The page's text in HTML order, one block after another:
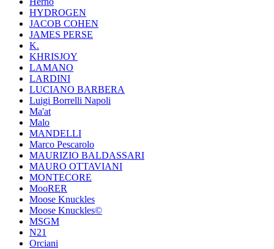
HYDROGEN
JACOB COHEN
JAMES PERSE
K.
KHRISJOY
LAMANO
LARDINI
LUCIANO BARBERA
Luigi Borrelli Napoli
Ma'at
Malo
MANDELLI
Marco Pescarolo
MAURIZIO BALDASSARI
MAURO OTTAVIANI
MONTECORE
MooRER
Moose Knuckles
Moose Knuckles©️
MSGM
N21
Orciani